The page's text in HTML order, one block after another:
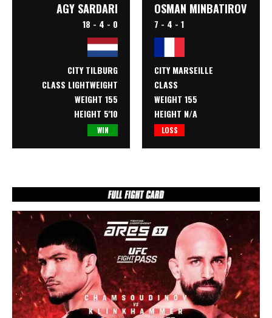
AGY SARDARI
18 - 4 - 0
CITY TILBURG
CLASS LIGHTWEIGHT
WEIGHT 155
HEIGHT 5'10
WIN
OSMAN MINBATIROV
7 - 4 - 1
CITY MARSEILLE
CLASS
WEIGHT 155
HEIGHT N/A
LOSS